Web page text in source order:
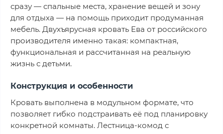
сразу — спальные места, хранение вещей и зону
для отдыха — на помощь приходит продуманная
мебель. Двухъярусная кровать Ева от российского
производителя именно такая: компактная,
функциональная и рассчитанная на реальную
жизнь с детьми.
Конструкция и особенности
Кровать выполнена в модульном формате, что
позволяет гибко подстраивать её под планировку
конкретной комнаты. Лестница-комод с